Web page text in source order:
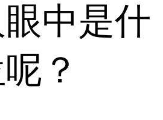
中是什
？